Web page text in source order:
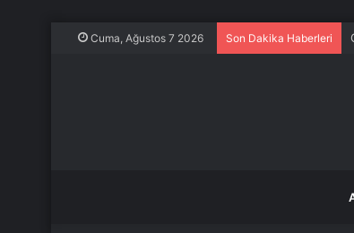
Cuma, Ağustos 7 2026 Son Dakika Haberleri